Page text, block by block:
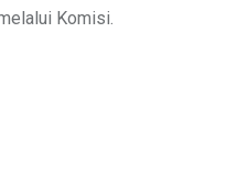
Komisi.